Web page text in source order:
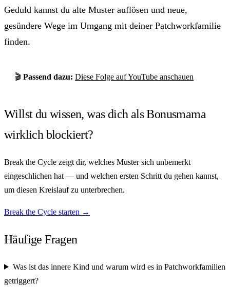
Geduld kannst du alte Muster auflösen und neue,
gesündere Wege im Umgang mit deiner Patchworkfamilie
finden.
🎬 Passend dazu: Diese Folge auf YouTube anschauen
Willst du wissen, was dich als Bonusmama
wirklich blockiert?
Break the Cycle zeigt dir, welches Muster sich unbemerkt
eingeschlichen hat — und welchen ersten Schritt du gehen kannst,
um diesen Kreislauf zu unterbrechen.
Break the Cycle starten →
Häufige Fragen
Was ist das innere Kind und warum wird es in Patchworkfamilien
getriggert?